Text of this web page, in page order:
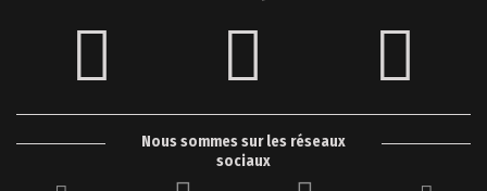
Nous sommes sur les réseaux
sociaux